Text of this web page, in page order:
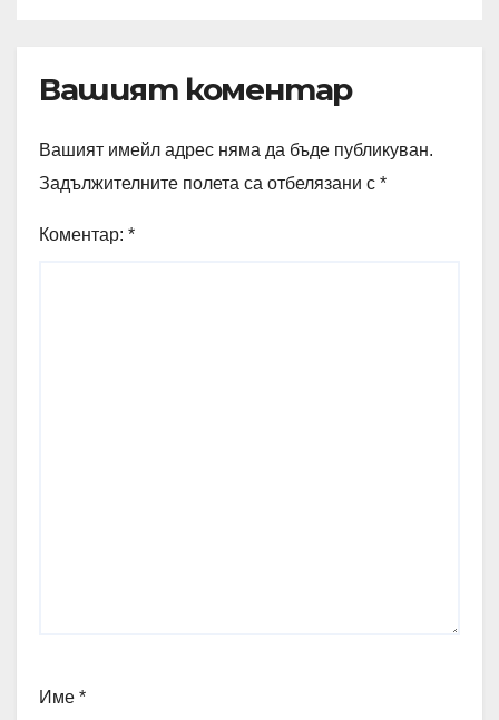
Вашият коментар
Вашият имейл адрес няма да бъде публикуван.
Задължителните полета са отбелязани с *
Коментар: *
Име *